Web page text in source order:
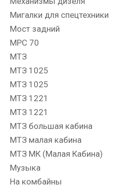
Мигалки для спецтехники
Мост задний
МРС 70
МТЗ
МТЗ 1025
МТЗ 1025
МТЗ 1221
МТЗ 1221
МТЗ большая кабина
МТЗ малая кабина
МТЗ МК (Малая Кабина)
Музыка
На комбайны